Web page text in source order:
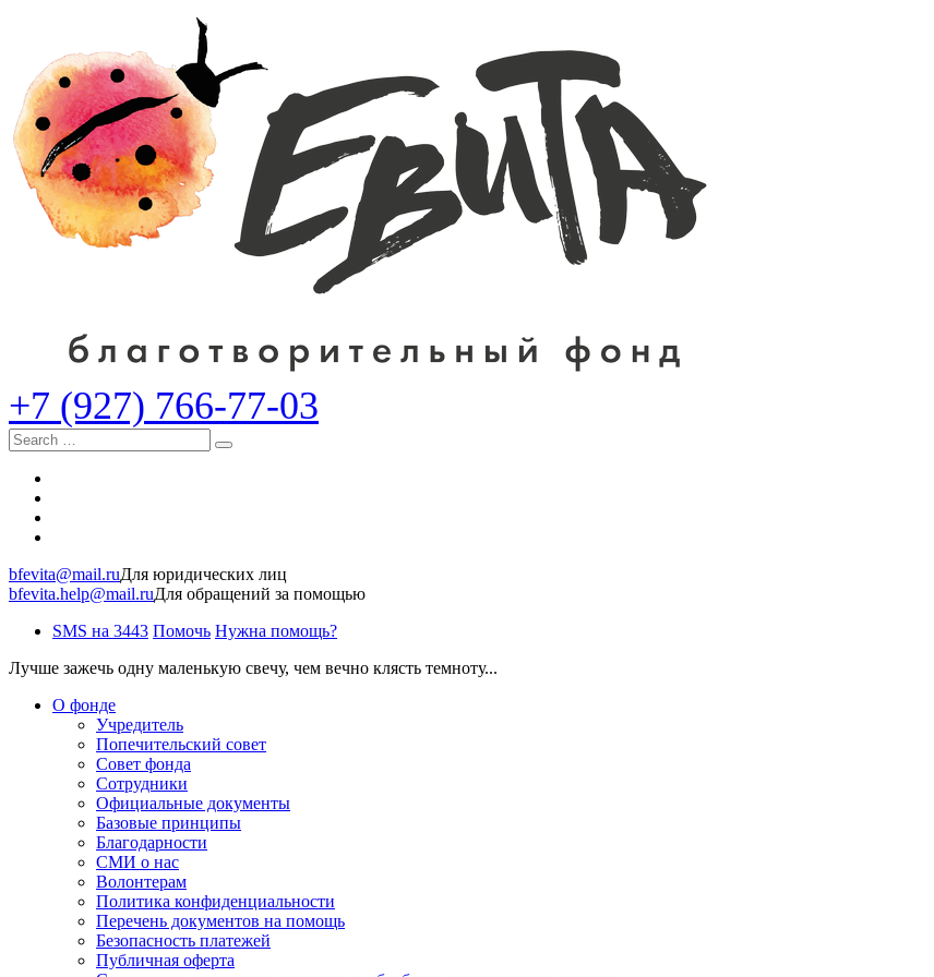
+7 (927) 766-77-03
Search
bfevita@mail.ruДля юридических лиц
bfevita.help@mail.ruДля обращений за помощью
SMS на 3443 Помочь Нужна помощь?
Лучше зажечь одну маленькую свечу, чем вечно клясть темноту...
О фонде
Учредитель
Попечительский совет
Совет фонда
Сотрудники
Официальные документы
Базовые принципы
Благодарности
СМИ о нас
Волонтерам
Политика конфиденциальности
Перечень документов на помощь
Безопасность платежей
Публичная оферта